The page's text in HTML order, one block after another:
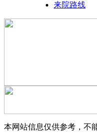
来院路线
本网站信息仅供参考，不